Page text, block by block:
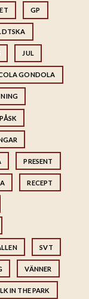
GP
JUL
GONDOLA
PÅSK
PRESENT
RECEPT
SVT
VÄNNER
IN THE PARK